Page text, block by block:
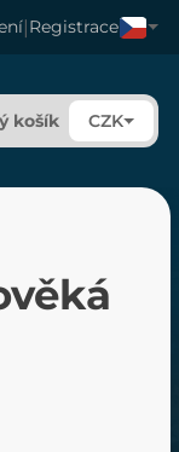
|Registrace
košík CZK